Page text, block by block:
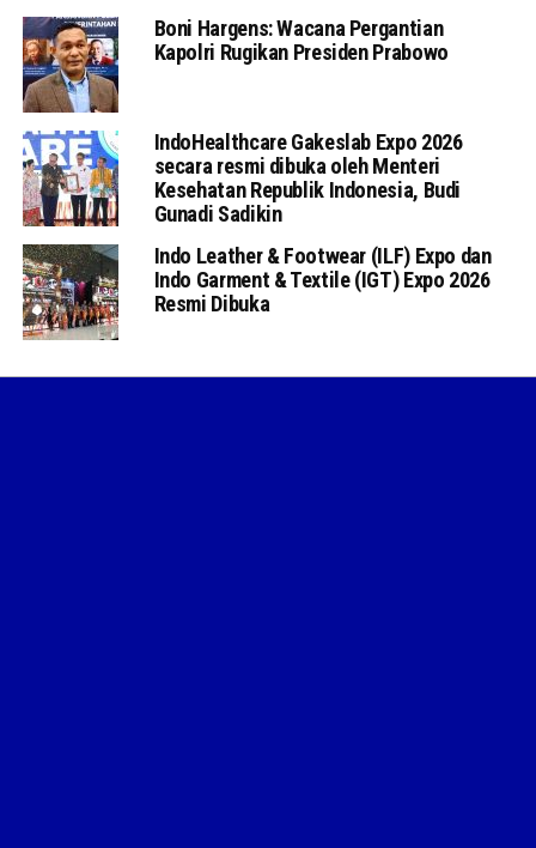
Boni Hargens: Wacana Pergantian
Kapolri Rugikan Presiden Prabowo
IndoHealthcare Gakeslab Expo 2026
secara resmi dibuka oleh Menteri
Kesehatan Republik Indonesia, Budi
Gunadi Sadikin
Indo Leather & Footwear (ILF) Expo dan
Indo Garment & Textile (IGT) Expo 2026
Resmi Dibuka